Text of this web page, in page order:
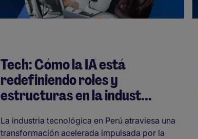
Tech: Cómo la IA está
redefiniendo roles y
estructuras en la indust...
La industria tecnológica en Perú atraviesa una
transformación acelerada impulsada por la